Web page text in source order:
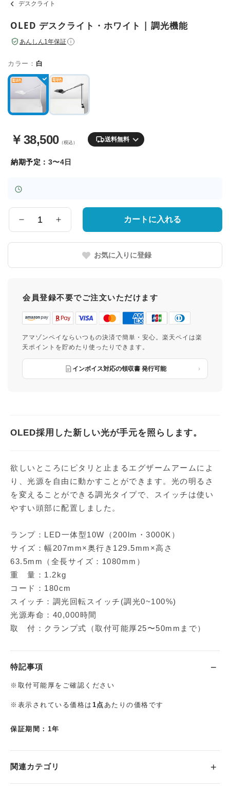
デスクライト
OLED デスクライト・ホワイト | 調光機能
あんしん1年保証 i
カラー： 白
￥ 38,500（税込） 送料無料
納期予定： 3〜4日
量
カートに入れる
お気に入りに登録
会員登録不要でご注文いただけます
アマゾンペイならいつもの決済で簡単・安心。楽天ペイは楽
天ポイントを貯めたり使ったりできます。
インボイス対応の領収書 発行可能
OLED採用した新しい光が手元を照らします。
欲しいところにピタリと止まるエグザームアームによ
り、光源を自由に動かすことができます。光の明るさ
を変えることができる調光タイプで、スイッチは使い
やすい頭部に配置しました。
ランプ：LED一体型10W（200lm・3000K）
サイズ：幅207mm×奥行き129.5mm×高さ
63.5mm（全長サイズ：1080mm）
重 量：1.2kg
コード：180cm
スイッチ：調光回転スイッチ(調光0~100%)
光源寿命：40,000時間
取 付：クランプ式（取付可能厚25〜50mmまで）
特記事項
※取付可能厚をご確認ください
※表示されている価格は 1点あたりの価格です
保証期間：1年
関連カテゴリ